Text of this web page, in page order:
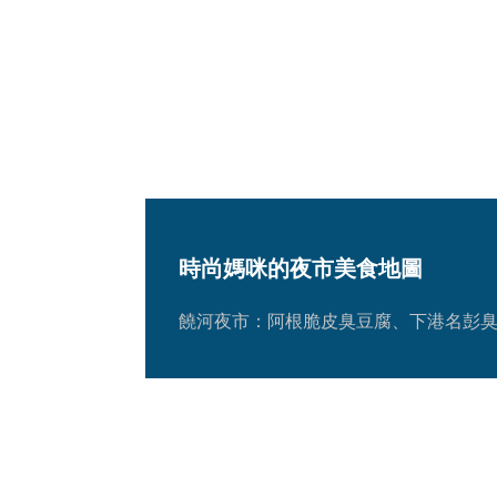
時尚媽咪的夜市美食地圖
饒河夜市：阿根脆皮臭豆腐、下港名彭